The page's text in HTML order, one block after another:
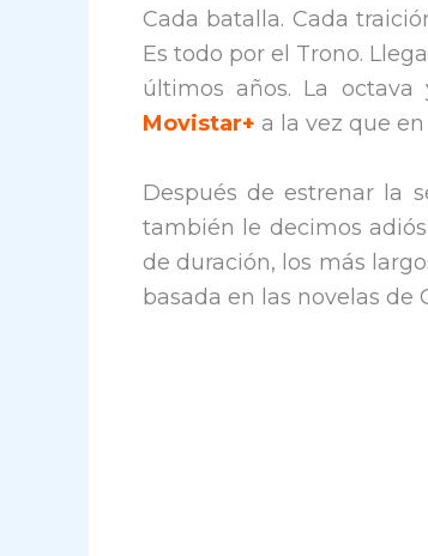
Cada batalla. Cada
Es todo por el Trono.
últimos años. La
Movistar+ a la vez que en
Después de estrenar la
también le decimos
de duración, los más
basada en las novelas de